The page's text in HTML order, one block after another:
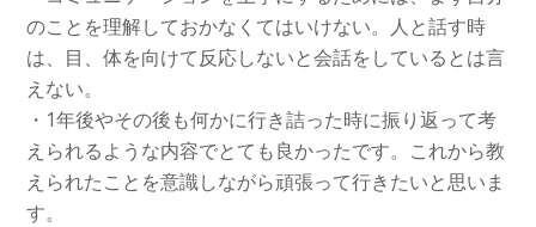
のことを理解しておかなくてはいけない。人と話す時
は、目、体を向けて反応しないと会話をしているとは言
えない。
・1年後やその後も何かに行き詰った時に振り返って考
えられるような内容でとても良かったです。これから教
えられたことを意識しながら頑張って行きたいと思いま
す。